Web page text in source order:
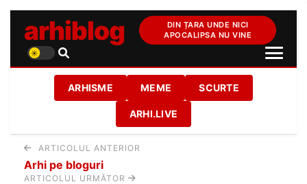
arhiblog
DIN ȚARA UNDE NICI
APOCALIPSA NU VINE
ARHISME MEME SCURTE
ARHI.LIVE
ARTICOLUL ANTERIOR
Arhi pe bloguri
ARTICOLUL URMĂTOR